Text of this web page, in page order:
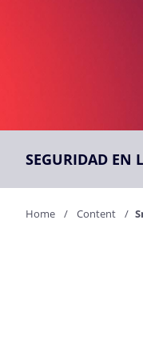
SEGURIDAD EN
Home Content